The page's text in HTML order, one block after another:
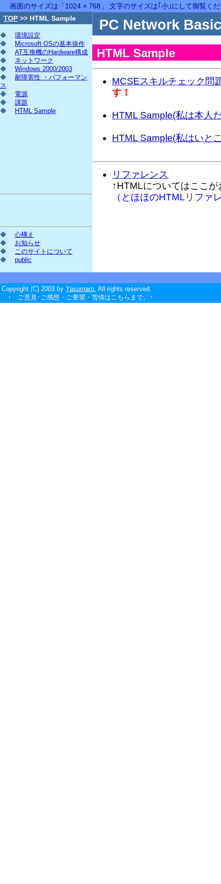
画面のサイズは「1024 × 768」 文字のサイズは｢小｣にして御覧く
TOP >> HTML Sample
◆
環境設定
◆
Microsoft OSの基本操作
◆
AT互換機のHardware構成
◆
ネットワーク
◆
Windows 2000/2003
◆
耐障害性 ・パフォーマン
ス
◆
電源
◆
課題
◆
HTML Sample
◆
心構え
◆
お知らせ
◆
このサイトについて
◆
public
PC Network
HTML Sample
MCSEスキルチェック問
す！
HTML Sample(私は本人
HTML Sample(私はいと
リファレンス
↑HTMLについてはここが
（とほほのHTMLリファ
Copyright (C) 2003 by Yasumaro. All rights reserved.
↑ ご意見･ご感想・ご要望・苦情はこちらまで。↑